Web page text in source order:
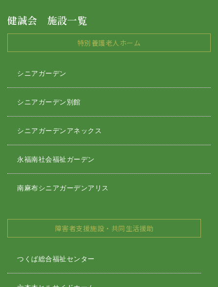
健誠会 施設一覧
特別養護老人ホーム
シニアガーデン
シニアガーデン別館
シニアガーデンアネックス
永福南社会福祉ガーデン
南麻布シニアガーデンアリス
障害者支援施設・共同生活援助
つくば総合福祉センター